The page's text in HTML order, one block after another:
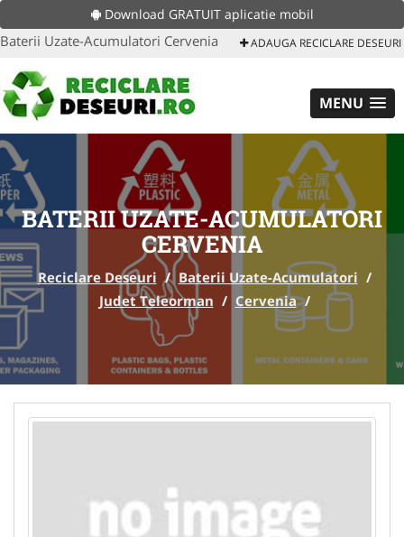
Download GRATUIT aplicatie mobil
Baterii Uzate-Acumulatori Cervenia ADAUGA RECICLARE DESEURI
MENU
BATERII UZATE-ACUMULATORI
CERVENIA
Reciclare Deseuri / Baterii Uzate-Acumulatori /
Judet Teleorman / Cervenia /